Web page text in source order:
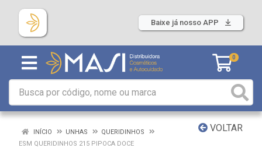
Baixe já nosso APP
0
VOLTAR
INÍCIO UNHAS
QUERIDINHOS
ESM QUERIDINHOS 215 PIPOCA DOCE